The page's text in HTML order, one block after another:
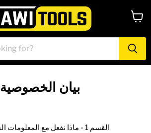
بيان الخصوصية
القسم 1 - ماذا نفعل مع المعلومات الخاصة بك؟